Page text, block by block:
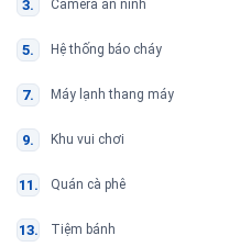
Camera an ninh
Hệ thống báo cháy
Máy lạnh thang máy
Khu vui chơi
Quán cà phê
Tiệm bánh